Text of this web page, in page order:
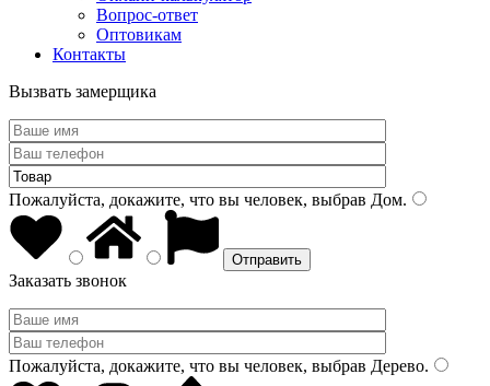
Вопрос-ответ
Оптовикам
Контакты
Вызвать замерщика
Пожалуйста, докажите, что вы человек, выбрав Дом.
Заказать звонок
Пожалуйста, докажите, что вы человек, выбрав Дерево.